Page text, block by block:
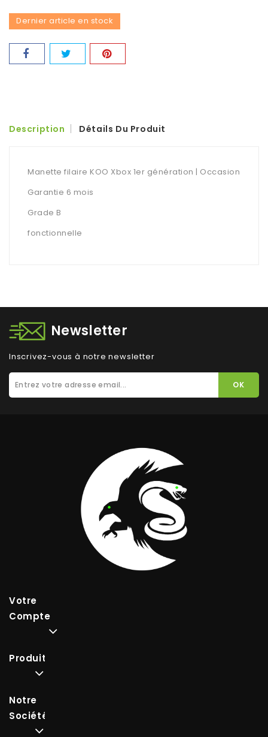
Dernier article en stock
Description Détails Du Produit
Manette filaire KOO Xbox 1er génération | Occasion
Garantie 6 mois
Grade B
fonctionnelle
Newsletter
Inscrivez-vous à notre newsletter
Votre
Compte
Produits
Notre
Société